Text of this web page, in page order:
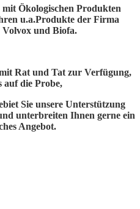
Ökologischen Produkten
u.a.Produkte der Firma
und Biofa.
Rat und Tat zur Verfügung,
auf die Probe,
Sie unsere Unterstützung
unterbreiten Ihnen gerne ein
Angebot.